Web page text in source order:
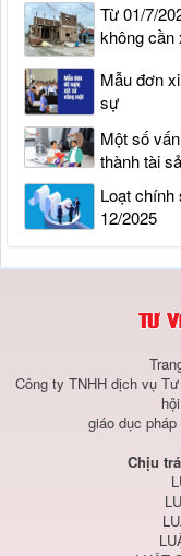
Từ 01/7/
không cần
Mẫu đơn
sự
Một số
thành tài
Loạt
12/2025
Công ty TNHH dịch vụ
giáo dục
Chịu